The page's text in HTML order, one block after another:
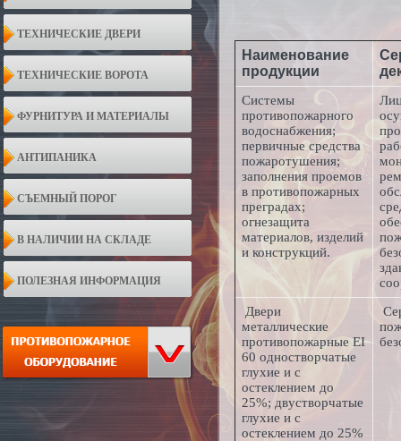
ТЕХНИЧЕСКИЕ ДВЕРИ
ТЕХНИЧЕСКИЕ ВОРОТА
ФУРНИТУРА И МАТЕРИАЛЫ
АНТИПАНИКА
СЪЕМНЫЙ ПОРОГ
В НАЛИЧИИ НА СКЛАДЕ
ПОЛЕЗНАЯ ИНФОРМАЦИЯ
Наименование
продукции
Системы
противопожарного
водоснабжения;
первичные средства
пожаротушения;
заполнения проемов
в противопожарных
преградах;
огнезащита
материалов, изделий
и конструкций.
Двери
металлические
противопожарные EI
60 одностворчатые
глухие и с
остеклением до
25%; двустворчатые
глухие и с
остеклением до 25%